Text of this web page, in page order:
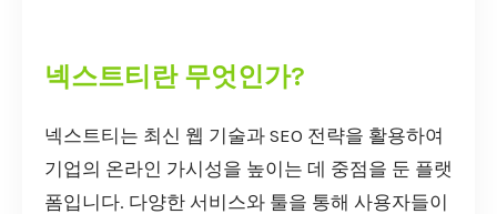
넥스트티란 무엇인가?
넥스트티는 최신 웹 기술과 SEO 전략을 활용하여
기업의 온라인 가시성을 높이는 데 중점을 둔 플랫
폼입니다. 다양한 서비스와 툴을 통해 사용자들이